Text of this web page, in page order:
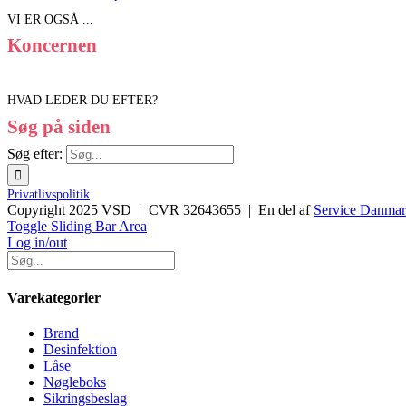
VI ER OGSÅ ...
Koncernen
HVAD LEDER DU EFTER?
Søg på siden
Søg efter:
Privatlivspolitik
Copyright 2025 VSD | CVR 32643655 | En del af Service
Toggle Sliding Bar Area
Log in/out
Varekategorier
Brand
Desinfektion
Låse
Nøgleboks
Sikringsbeslag